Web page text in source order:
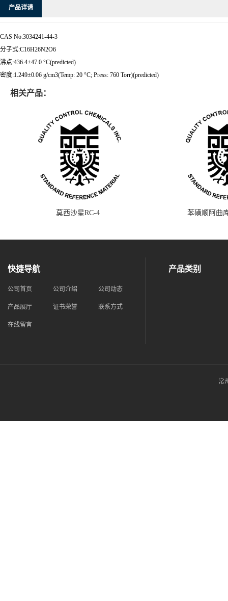
产品详请
CAS No:3034241-44-3
分子式:C16H26N2O6
沸点:436.4±47.0 °C(predicted)
密度:1.249±0.06 g/cm3(Temp: 20 °C; Press: 760 Torr)(predicted)
相关产品：
莫西沙星RC-4 苯磺顺阿曲
快捷导航
公司首页 公司介绍 公司动态
产品展厅 证书荣誉 联系方式
在线留言
产品类别
常